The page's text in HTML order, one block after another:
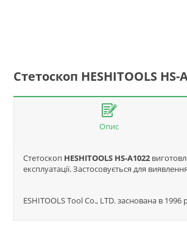
Стетоскоп HESHITOOLS HS-
Опис
Стетоскоп HESHITOOLS HS-A1022
експлуатації. Застосовується для
ESHITOOLS Tool Co., LTD. заснована в